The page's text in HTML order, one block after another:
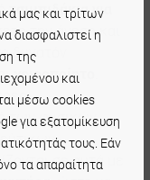
τσιμπιδάκια για
την άνεση και
δυνατόν
χειροποίητο
των φυσικών
σε αυτά με
μας και τρίτων
διασφαλιστεί η
της
και
μέσω cookies
για εξατομίκευση
τους. Εάν
τα απαραίτητα